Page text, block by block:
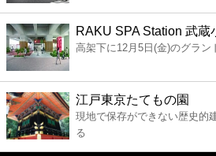
ファミレス
ファーストフード
カフェ
RAKU SPA Station 武蔵
高架下に12月5日(金)のグラン
江戸東京たてもの園
現地で保存ができない歴史的
る